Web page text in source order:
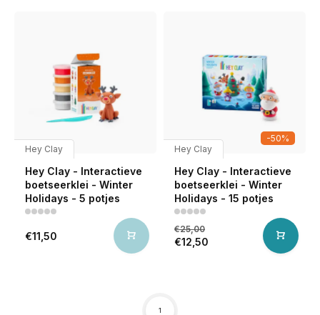
Hey Clay
Hey Clay - Interactieve
boetseerklei - Winter
Holidays - 5 potjes
€11,50
-50%
Hey Clay
Hey Clay - Interactieve
boetseerklei - Winter
Holidays - 15 potjes
€25,00
€12,50
1